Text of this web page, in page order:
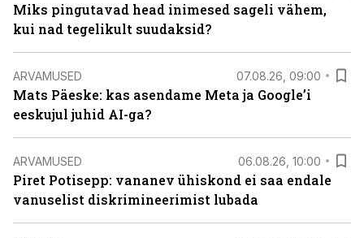
Miks pingutavad head inimesed sageli vähem,
kui nad tegelikult suudaksid?
ARVAMUSED 07.08.26, 09:00
Mats Päeske: kas asendame Meta ja Google’i
eeskujul juhid AI-ga?
ARVAMUSED 06.08.26, 10:00
Piret Potisepp: vananev ühiskond ei saa endale
vanuselist diskrimineerimist lubada